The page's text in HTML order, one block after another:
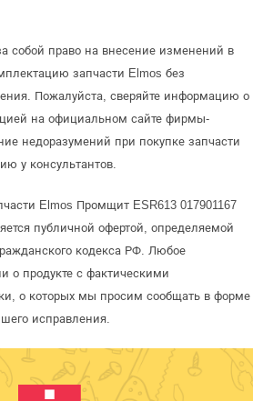
собой право на внесение изменений в
запчасти Elmos без
Пожалуйста, сверяйте информацию о
на официальном сайте фирмы-
недоразумений при покупке запчасти
у консультантов.
Elmos Промщит ESR613 017901167
публичной офертой, определяемой
кодекса РФ. Любое
о продукте с фактическими
о которых мы просим сообщать в форме
исправления.